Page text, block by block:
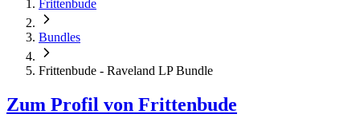
Frittenbude
Bundles
Frittenbude - Raveland LP Bundle
Zum Profil von Frittenbude